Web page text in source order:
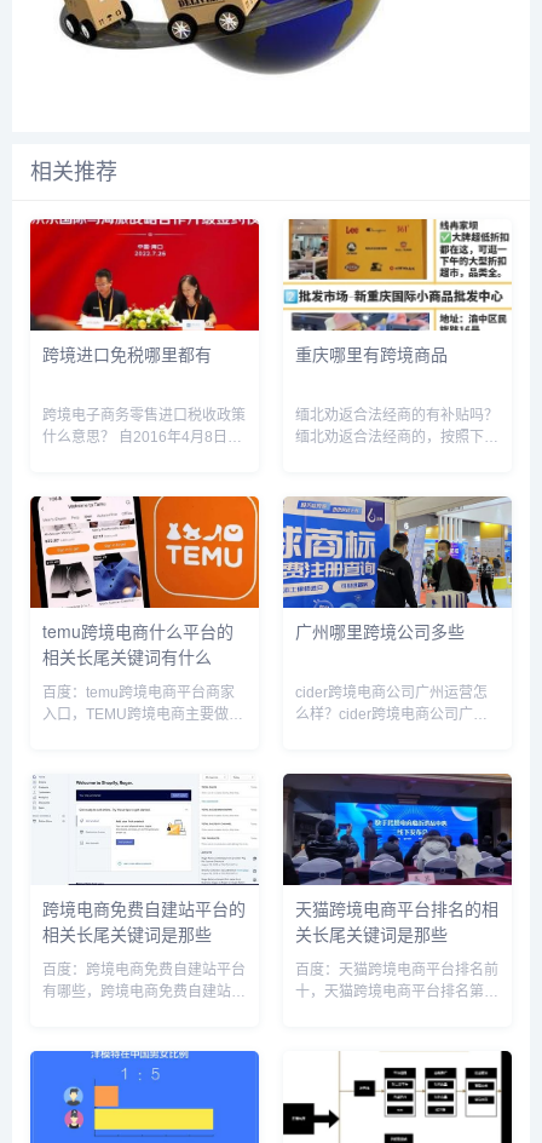
相关推荐
跨境进口免税哪里都有
跨境电子商务零售进口税收政策
什么意思？ 自2016年4月8日
口税收政策，并同步调整行邮税
政策。 政策将对跨境电子商务
零售进口商品按照货物...
重庆哪里有跨境商品
缅北劝返合法经商的有补贴吗？
缅北劝返合法经商的，按照下列
国的人员除外）：1. 凡6 月10
日前规劝漳平籍滞留缅北人员成
功回国的，每规劝一人奖励规...
temu跨境电商什么平台的
相关长尾关键词有什么
百度：temu跨境电商平台商家
入口，TEMU跨境电商主要做哪
网，Temu跨境电商是合规的
吗，temu跨境平台网址，temu
跨境电商平台介绍，T...
广州哪里跨境公司多些
cider跨境电商公司广州运营怎
么样？cider跨境电商公司广州
价、流行的时尚女装为主。
Cider目前在全球各社交媒体上
已积累了十亿次曝光，...
跨境电商免费自建站平台的
相关长尾关键词是那些
百度：跨境电商免费自建站平台
有哪些，跨境电商免费自建站平
运营的核心是什么，免费的跨境
自建站，自建跨境商城，跨境自
建站工具Shopify，跨境网站...
天猫跨境电商平台排名的相
关长尾关键词是那些
百度：天猫跨境电商平台排名前
十，天猫跨境电商平台排名第
境产品，天猫淘宝跨境电商怎么
样可靠吗，天猫有多少跨境美妆
SPU，ca722航班回国经过，
于...